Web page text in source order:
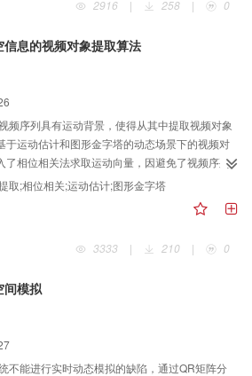
2916
| 258 | 0
息的视频对象提取算法
频序列具有运动背景，使得从其中提取视频对象
于运动估计和图形金字塔的动态场景下的视频对
了相位相关法求取运动向量，因避免了视频序列
率和稳健性；接着再根据参数模型进行全局运
然后利用图形金字塔算法对当前模板内图像区域
义视频对象。与现有算法相比，对于从具有动态
情况，由于使用该算法能有效地避开精准背景
，而且提取出来的语义对象精度较高。实验表
取;相位相关;运动估计;图形金字塔
3333
| 210 | 0
间模拟
不能进行实时动态模拟的缺陷，通过QR矩阵分